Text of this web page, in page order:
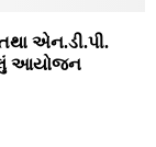
એન.ડી.પી.
આયોજન